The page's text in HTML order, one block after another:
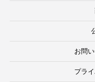
お問
プラ